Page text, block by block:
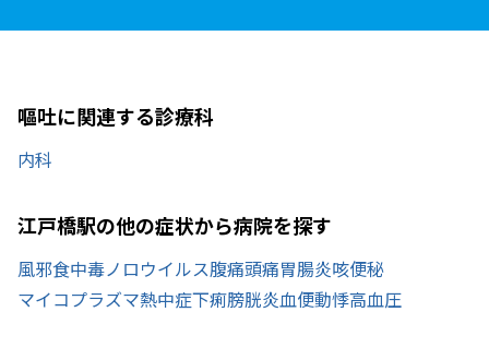
嘔吐に関連する診療科
内科
江戸橋駅の他の症状から病院を探す
風邪食中毒ノロウイルス腹痛頭痛胃腸炎咳便秘
マイコプラズマ熱中症下痢膀胱炎血便動悸高血圧